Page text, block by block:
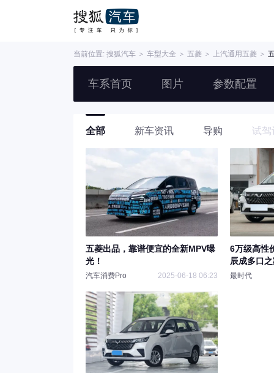
当前位置: 搜狐汽车 ＞ 车型大全 ＞ 五菱 ＞ 上汽通用五菱 ＞
车系首页 图片 参数配置
全部 新车资讯 导购 试驾
五菱出品，靠谱便宜的全新MPV曝
光！
汽车消费Pro 2025-06-18 06:23
6万级高性
辰成多口
最时代